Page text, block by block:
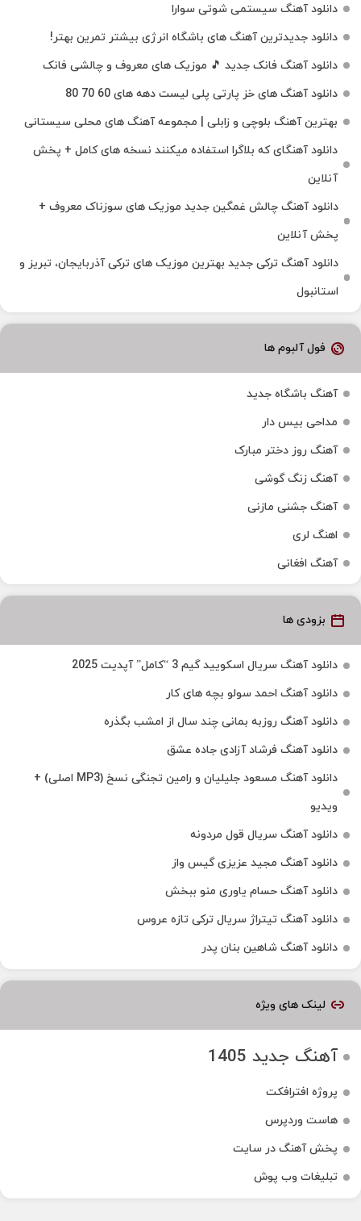
دانلود آهنگ سیستمی شوتی سوارا
دانلود جدیدترین آهنگ‌ های باشگاه انرژی بیشتر تمرین بهتر!
دانلود آهنگ فانک جدید 🎵 موزیک‌ های معروف و چالشی فانک
دانلود آهنگ های خز پارتی پلی لیست دهه های 60 70 80
بهترین آهنگ بلوچی و زابلی | مجموعه آهنگ‌ های محلی سیستانی
دانلود آهنگای که بلاگرا استفاده میکنند نسخه های کامل + پخش
آنلاین
دانلود آهنگ چالش غمگین جدید موزیک های سوزناک معروف +
پخش آنلاین
دانلود آهنگ ترکی جدید بهترین موزیک‌ های ترکی آذربایجان، تبریز و
استانبول
فول آلبوم ها
آهنگ باشگاه جدید
مداحی بیس دار
آهنگ روز دختر مبارک
آهنگ زنگ گوشی
آهنگ جشنی مازنی
اهنگ لری
آهنگ افغانی
بزودی ها
دانلود آهنگ سریال اسکویید گیم 3 “کامل” آپدیت 2025
دانلود آهنگ احمد سولو بچه های کار
دانلود آهنگ روزبه بمانی چند سال از امشب بگذره
دانلود آهنگ فرشاد آزادی جاده عشق
دانلود آهنگ مسعود جلیلیان و رامین تجنگی نسخ (MP3 اصلی) +
ویدیو
دانلود آهنگ سریال قول مردونه
دانلود آهنگ مجید عزیزی گیس واز
دانلود آهنگ حسام یاوری منو ببخش
دانلود آهنگ تیتراژ سریال ترکی تازه عروس
دانلود آهنگ شاهین بنان پدر
لینک های ویژه
آهنگ جدید 1405
پروژه افترافکت
هاست وردپرس
پخش آهنگ در سایت
تبلیغات وب پوش